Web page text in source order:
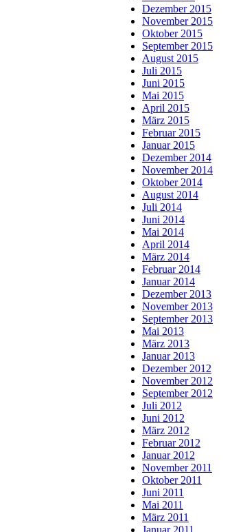
Dezember 2015
November 2015
Oktober 2015
September 2015
August 2015
Juli 2015
Juni 2015
Mai 2015
April 2015
März 2015
Februar 2015
Januar 2015
Dezember 2014
November 2014
Oktober 2014
August 2014
Juli 2014
Juni 2014
Mai 2014
April 2014
März 2014
Februar 2014
Januar 2014
Dezember 2013
November 2013
September 2013
Mai 2013
März 2013
Januar 2013
Dezember 2012
November 2012
September 2012
Juli 2012
Juni 2012
März 2012
Februar 2012
Januar 2012
November 2011
Oktober 2011
Juni 2011
Mai 2011
März 2011